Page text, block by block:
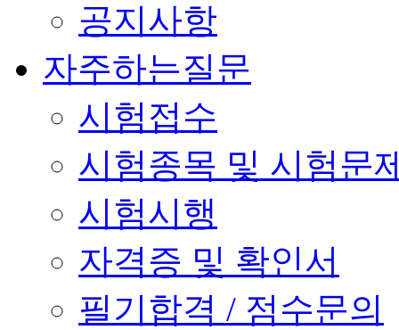
공지사항
자주하는질문
시험접수
시험종목 및 시험문
시험시행
자격증 및 확인서
필기합격 / 점수문의